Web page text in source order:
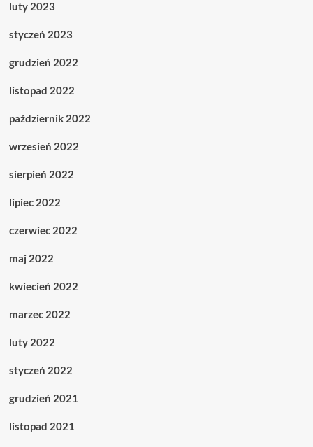
luty 2023
styczeń 2023
grudzień 2022
listopad 2022
październik 2022
wrzesień 2022
sierpień 2022
lipiec 2022
czerwiec 2022
maj 2022
kwiecień 2022
marzec 2022
luty 2022
styczeń 2022
grudzień 2021
listopad 2021